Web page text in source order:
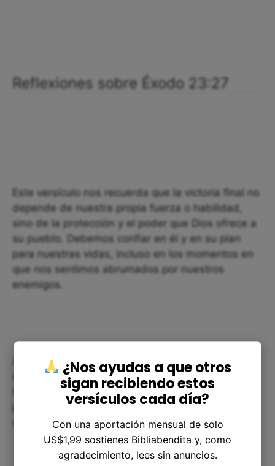
Reflexiones sobre Éxodo 23:27
Este versículo nos recuerda que la victoria final no
depende de nuestra propia fuerza o habilidad,
sino de la protección y el poder que Dios ofrece a
su pueblo. Debemos confiar en él y en su plan
para nuestras vidas, incluso en los momentos en
que nos sentimos abrumados por nuestros
enemigos.
Además, Éxodo 23:27 puede ser una invitación a
considerar a aquellos que pueden sentir temor o
terror de nosotros y buscar maneras de construir
puentes y relaciones con ellos, en lugar de
simplemente buscar su derrota.
¿Nos ayudas a que otros
sigan recibiendo estos
versículos cada día?
Con una aportación mensual de solo
US$1,99 sostienes Bibliabendita y, como
agradecimiento, lees sin anuncios.